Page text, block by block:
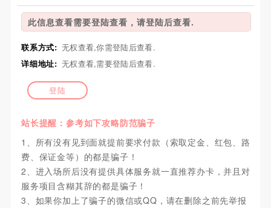
此信息查看需要登陆查看，请登陆后查看.
联系方式: 无权查看,你需登陆后查看.
详细地址: 无权查看,需要登陆后查看.
登陆
站长提醒：参考如下攻略防范骗子
1、所有没有见到面就提前要求付款（索取定金、红包、路
费、保证金等）的都是骗子！
2、进入场所后没有提供具体服务就一直推荐办卡，并且对
服务项目含糊其辞的都是骗子！
3、如果你加上了骗子的微信或QQ，请在删除之前先举报